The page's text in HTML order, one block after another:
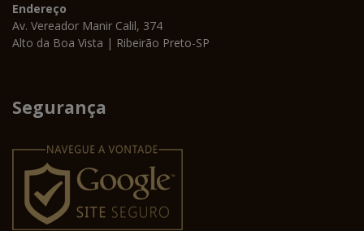
Endereço
Av. Vereador Manir Calil, 374
Alto da Boa Vista | Ribeirão Preto-SP
Segurança